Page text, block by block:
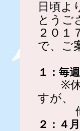
日頃よ
とうご
２０１
で、ご
１：毎
※休館
すが、
他の
２：４